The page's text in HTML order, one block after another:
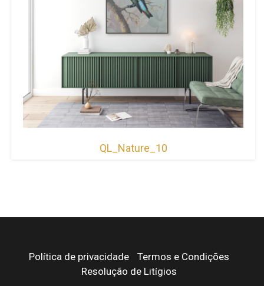
QL_Nature_10
Política de privacidade
Termos e Condições
Resolução de Litígios